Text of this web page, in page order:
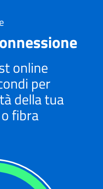
online
per
della tua
fibra